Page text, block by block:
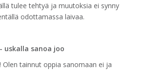
tulee tehtyä ja muutoksia ei synny
odottamassa laivaa.
uskalla sanoa joo
tainnut oppia sanomaan ei ja